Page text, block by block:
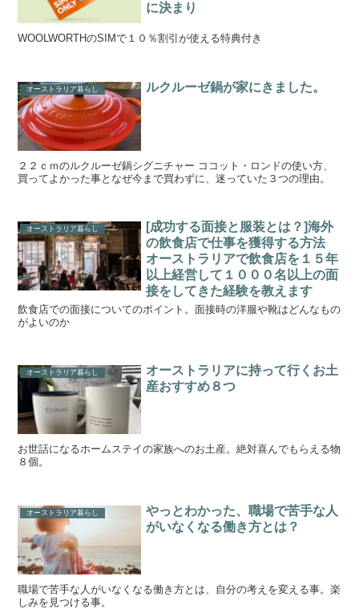
に決まり
WOOLWORTHのSIMで１０％割引が使える特典付き
オーストラリア暮らし ルクルーゼ鍋が家にきました。
２２ｃｍのルクルーゼ鍋シグニチャー ココット・ロンドの使い方、
買ってよかった事となぜ今まで買わずに、迷っていた３つの理由。
オーストラリア暮らし
[成功する面接と服装とは？]海外
の飲食店で仕事を獲得する方法
オーストラリアで飲食店を１５年
以上経営して１０００名以上の面
接をしてきた経験を教えます
飲食店での面接についてのポイント。面接時の洋服や靴はどんなもの
がよいのか
オーストラリア暮らし
オーストラリアに持って行くお土
産おすすめ８つ
お世話になるホームステイの家族へのお土産。絶対喜んでもらえる物
８個。
オーストラリア暮らし
やっとわかった、職場で苦手な人
がいなくなる働き方とは？
職場で苦手な人がいなくなる働き方とは、自分の考えを変える事。楽
しみを見つける事。